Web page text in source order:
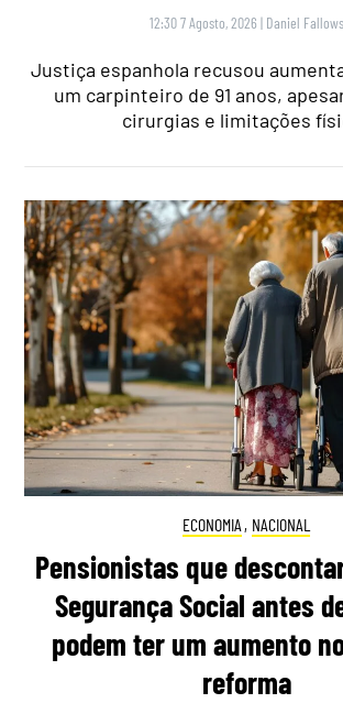
12:30 7 Agosto, 2026 | Daniel Fallows
Justiça espanhola recusou
um carpinteiro de 91 anos,
cirurgias e limitações
ECONOMIA , NACIONAL
Pensionistas que
Segurança Social antes
podem ter um aumento
reforma